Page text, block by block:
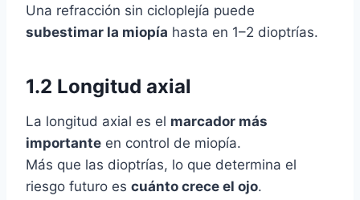
Una refracción sin cicloplejía puede
subestimar la miopía hasta en 1–2 dioptrías.
1.2 Longitud axial
La longitud axial es el marcador más
importante en control de miopía.
Más que las dioptrías, lo que determina el
riesgo futuro es cuánto crece el ojo.